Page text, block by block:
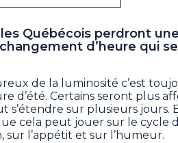
Québécois perdront
d’heure qui
de la luminosité c’est
d’été. Certains seront plus
s’étendre sur plusieurs jours.
cela peut jouer sur le cycle
l’appétit et sur l’humeur.